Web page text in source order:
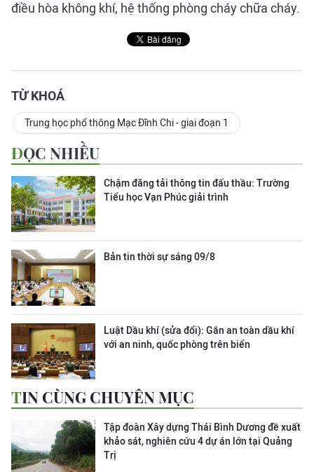
điều hòa không khí, hệ thống phòng cháy chữa cháy.
TỪ KHOÁ
Trung học phổ thông Mạc Đĩnh Chi - giai đoạn 1
ĐỌC NHIỀU
Chậm đăng tải thông tin đấu thầu: Trường
Tiểu học Vạn Phúc giải trình
Bản tin thời sự sáng 09/8
Luật Dầu khí (sửa đổi): Gắn an toàn dầu khí
với an ninh, quốc phòng trên biển
TIN CÙNG CHUYÊN MỤC
Tập đoàn Xây dựng Thái Bình Dương đề xuất
khảo sát, nghiên cứu 4 dự án lớn tại Quảng
Trị